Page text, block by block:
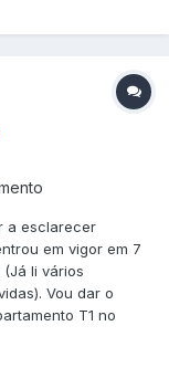
a esclarecer
em vigor em 7
li vários
Vou dar o
T1 no